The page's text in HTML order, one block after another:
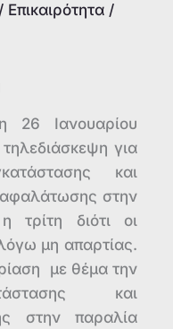
/ Επικαιρότητα /
26 Ιανουαρίου
για
και
αφαλάτωσης στην
τρίτη διότι οι
μη απαρτίας.
με θέμα την
και
στην παραλία